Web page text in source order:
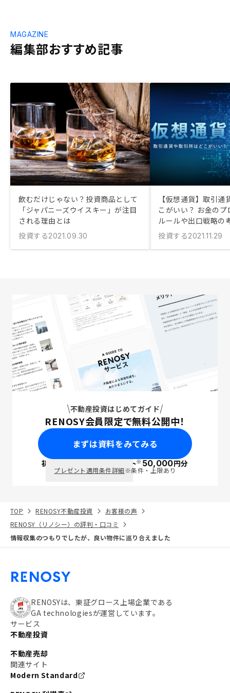
編集部おすすめ記事
MAGAZINE
飲むだけじゃない？投資商品として
「ジャパニーズウイスキー」が注目
される理由とは
投資する2021.09.30
【仮想通貨】取引
こがいい？ お金の
ルールや出口戦略の
投資する2021.11.29
不動産投資はじめてガイド
RENOSY会員限定で無料公開中！
まずは資料をみてみる
初回面談で ポイント※50,000円分
プレゼント適用条件詳細※条件・上限あり
TOP RENOSY不動産投資
お客様の声
RENOSY（リノシー）の評判・口コミ
情報収集のつもりでしたが、良い物件に巡り合えました
RENOSYは、東証グロース上場企業である
GA technologiesが運営しています。
サービス
不動産投資
不動産売却
関連サイト
Modern Standard